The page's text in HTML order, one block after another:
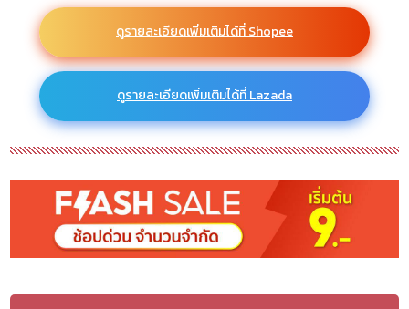
ดูรายละเอียดเพิ่มเติมได้ที่ Shopee
ดูรายละเอียดเพิ่มเติมได้ที่ Lazada